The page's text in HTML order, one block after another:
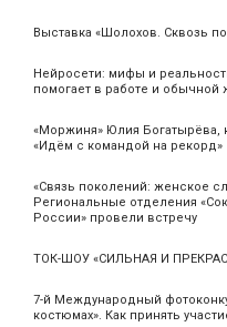
Выставка «Шолохов. Сквозь
Нейросети: мифы и
помогает в работе и обычной
«Моржиня» Юлия Богатырёва,
«Идём с командой на рекорд»
«Связь поколений: женское
Региональные отделения
России» провели встречу
ТОК-ШОУ «СИЛЬНАЯ И
7-й Международный
костюмах». Как принять